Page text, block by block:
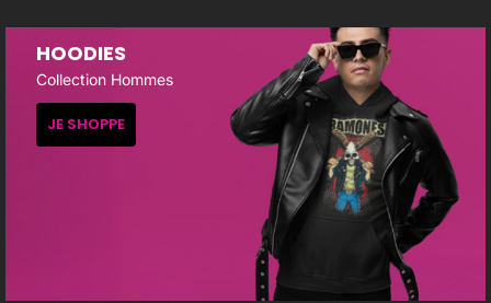
HOODIES
Collection Hommes
JE SHOPPE